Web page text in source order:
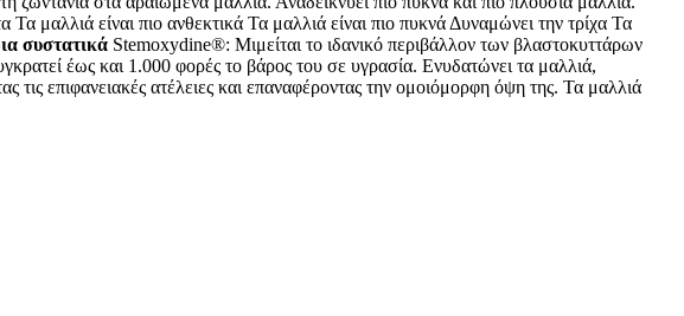
μαλλιά είναι πιο ανθεκτικά Τα μαλλιά είναι πιο πυκνά Δυναμώνει την τρίχα Τα
συστατικά Stemoxydine®: Μιμείται το ιδανικό περιβάλλον των βλαστοκυττάρων
έως και 1.000 φορές το βάρος του σε υγρασία. Ενυδατώνει τα μαλλιά,
τις επιφανειακές ατέλειες και επαναφέροντας την ομοιόμορφη όψη της. Τα μαλλιά